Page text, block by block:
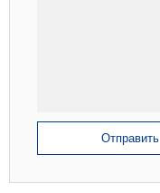
Отправить